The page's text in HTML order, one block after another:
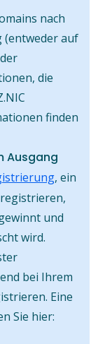
nach
(entweder auf
die
finden
Ausgang
, ein
und
wird.
bei Ihrem
Eine
Sie hier: